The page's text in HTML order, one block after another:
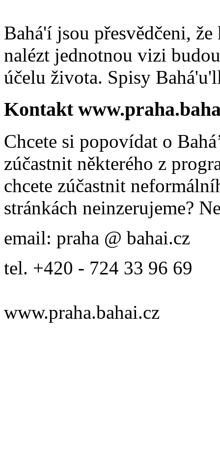
Bahá'í jsou přesvědčeni,
nalézt jednotnou vizi
účelu života. Spisy
Kontakt
Chcete si popovídat o
zúčastnit některého z
chcete zúčastnit
stránkách neinzerujeme?
email: praha @ bahai.cz
tel. +420 - 724 33 96 69
www.praha.bahai.cz